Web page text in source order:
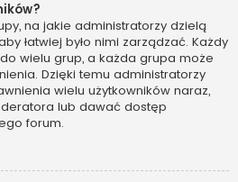
na jakie administratorzy dzielą
łatwiej było nimi zarządzać. Każdy
wielu grup, a każda grupa może
Dzięki temu administratorzy
wielu użytkowników naraz,
lub dawać dostęp
forum.